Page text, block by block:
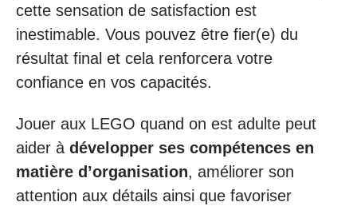
cette sensation de satisfaction est
inestimable. Vous pouvez être fier(e) du
résultat final et cela renforcera votre
confiance en vos capacités.
Jouer aux LEGO quand on est adulte peut
aider à développer ses compétences en
matière d’organisation, améliorer son
attention aux détails ainsi que favoriser